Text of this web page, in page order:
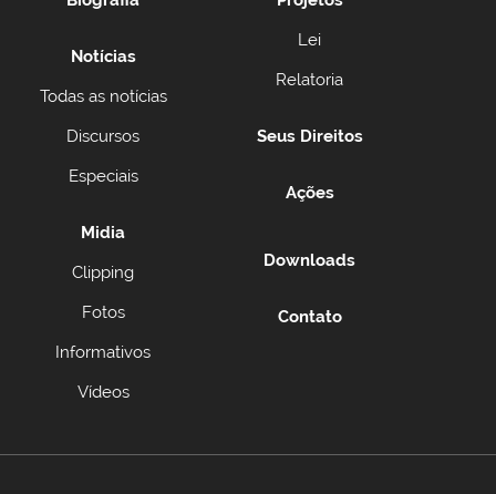
Notícias
Todas as notícias
Discursos
Especiais
Midia
Clipping
Fotos
Informativos
Vídeos
Lei
Relatoria
Seus Direitos
Ações
Downloads
Contato